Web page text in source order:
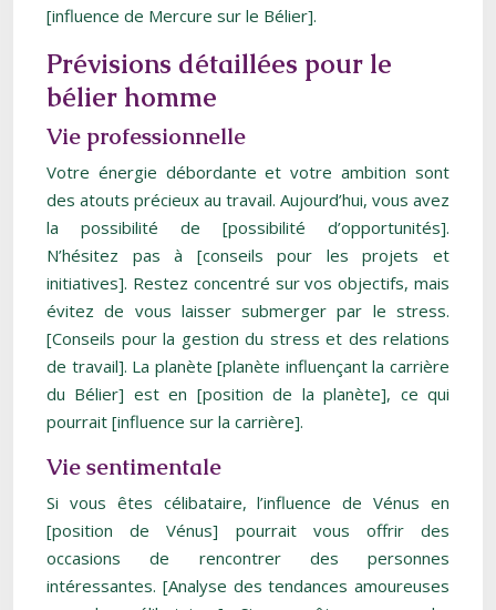
[influence de Mercure sur le Bélier].
Prévisions détaillées pour le
bélier homme
Vie professionnelle
Votre énergie débordante et votre ambition sont
des atouts précieux au travail. Aujourd’hui, vous avez
la possibilité de [possibilité d’opportunités].
N’hésitez pas à [conseils pour les projets et
initiatives]. Restez concentré sur vos objectifs, mais
évitez de vous laisser submerger par le stress.
[Conseils pour la gestion du stress et des relations
de travail]. La planète [planète influençant la carrière
du Bélier] est en [position de la planète], ce qui
pourrait [influence sur la carrière].
Vie sentimentale
Si vous êtes célibataire, l’influence de Vénus en
[position de Vénus] pourrait vous offrir des
occasions de rencontrer des personnes
intéressantes. [Analyse des tendances amoureuses